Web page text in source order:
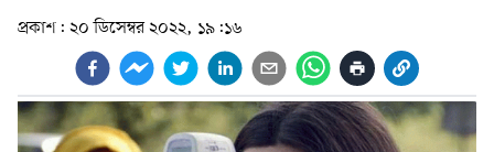
প্রকাশ: ২০ ডিসেম্বর ২০২২, ১৯:১৬